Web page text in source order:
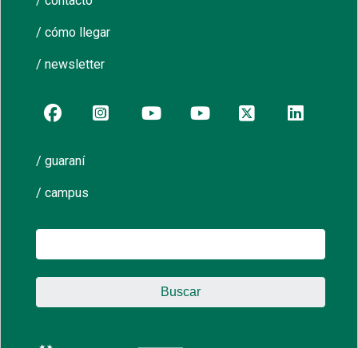
/ cómo llegar
/ newsletter
/ guaraní
/ campus
Buscar: